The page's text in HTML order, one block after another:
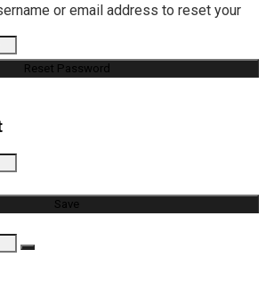
or email address to reset your